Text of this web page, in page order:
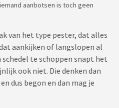
aanbotsen is toch geen
van het type pester, dat alles
aankijken of langslopen al
te schoppen snapt het
ook niet. Die denken dan
dus begon en dan mag je